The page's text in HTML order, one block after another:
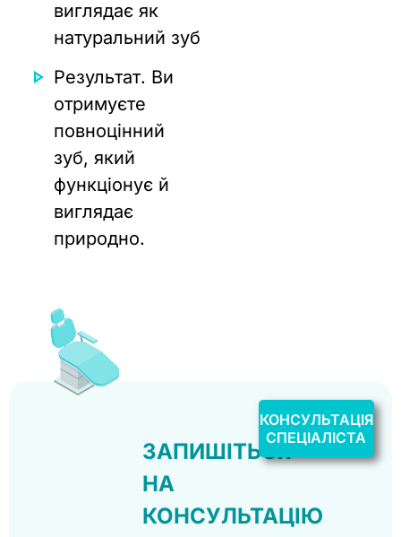
виглядає як
натуральний зуб
Результат. Ви
отримуєте
повноцінний
зуб, який
функціонує й
виглядає
природно.
ЗАПИШІТЬСЯ
НА
КОНСУЛЬТАЦІЮ
КОНСУЛЬТАЦІЯ
СПЕЦІАЛІСТА